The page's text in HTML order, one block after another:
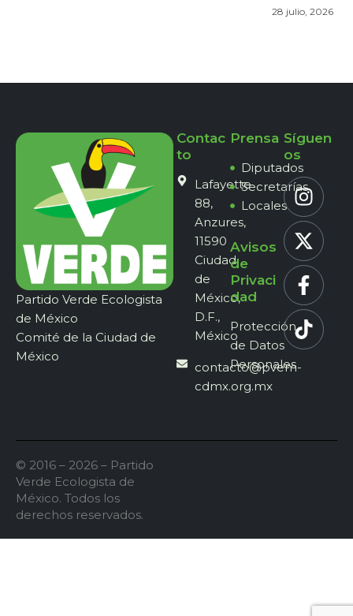
28 julio, 2026
Partido Verde Ecologista
de México
Comité de la Ciudad de
México
Contac
to
Lafayette
88,
Anzures,
11590
Ciudad
de
México,
D.F.,
México
contacto@pvem-
cdmx.org.mx
Prensa
Diputados
Secretarías
Locales
Avisos
de
Privaci
dad
Protección
de Datos
Personales
Síguen
os
© 2016 – 2026 – Partido
Verde Ecologista de
México. Todos los
derechos reservados.